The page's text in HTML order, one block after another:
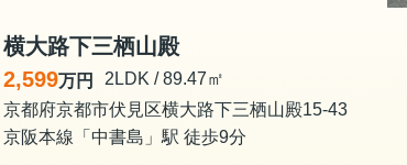
横大路下三栖山殿
2,599万円
2LDK / 89.47㎡
京都府京都市伏見区横大路下三栖山殿15-43
京阪本線「中書島」駅 徒歩9分